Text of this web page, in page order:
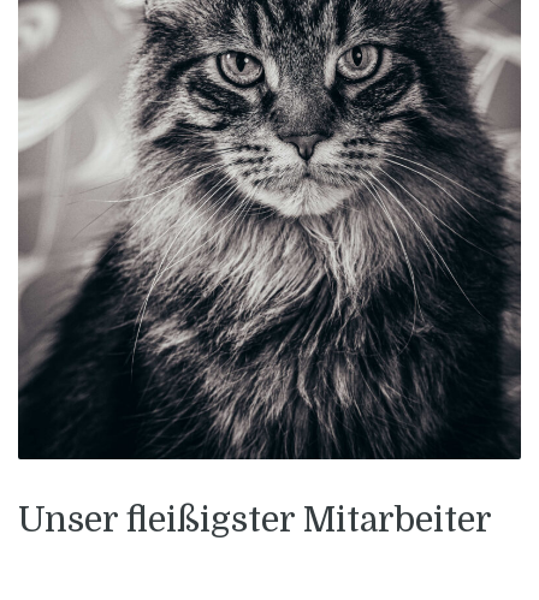
Unser fleißigster Mitarbeiter